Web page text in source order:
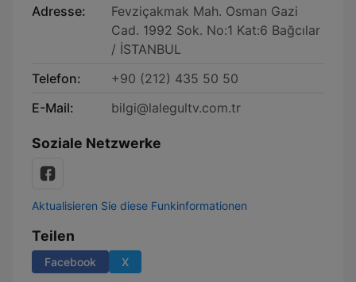
Adresse:
Fevziçakmak Mah. Osman Gazi
Cad. 1992 Sok. No:1 Kat:6 Bağcılar
/ İSTANBUL
Telefon:
+90 (212) 435 50 50
E-Mail:
bilgi@lalegultv.com.tr
Soziale Netzwerke
Aktualisieren Sie diese Funkinformationen
Teilen
Facebook X